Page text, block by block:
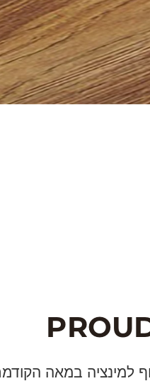
למינציה במאה